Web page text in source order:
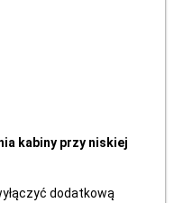
kabiny przy niskiej
dodatkową